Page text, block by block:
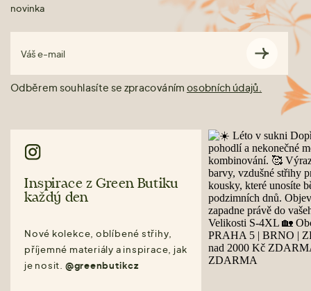
novinka
Váš e-mail
Odběrem souhlasíte se zpracováním osobních údajů.
Inspirace z Green Butiku
každý den
Nové kolekce, oblíbené střihy,
příjemné materiály a inspirace, jak
je nosit. @greenbutikcz